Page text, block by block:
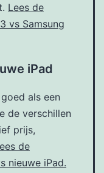
Lees de
vs Samsung
iPad
als een
de verschillen
prijs,
de
nieuwe iPad.